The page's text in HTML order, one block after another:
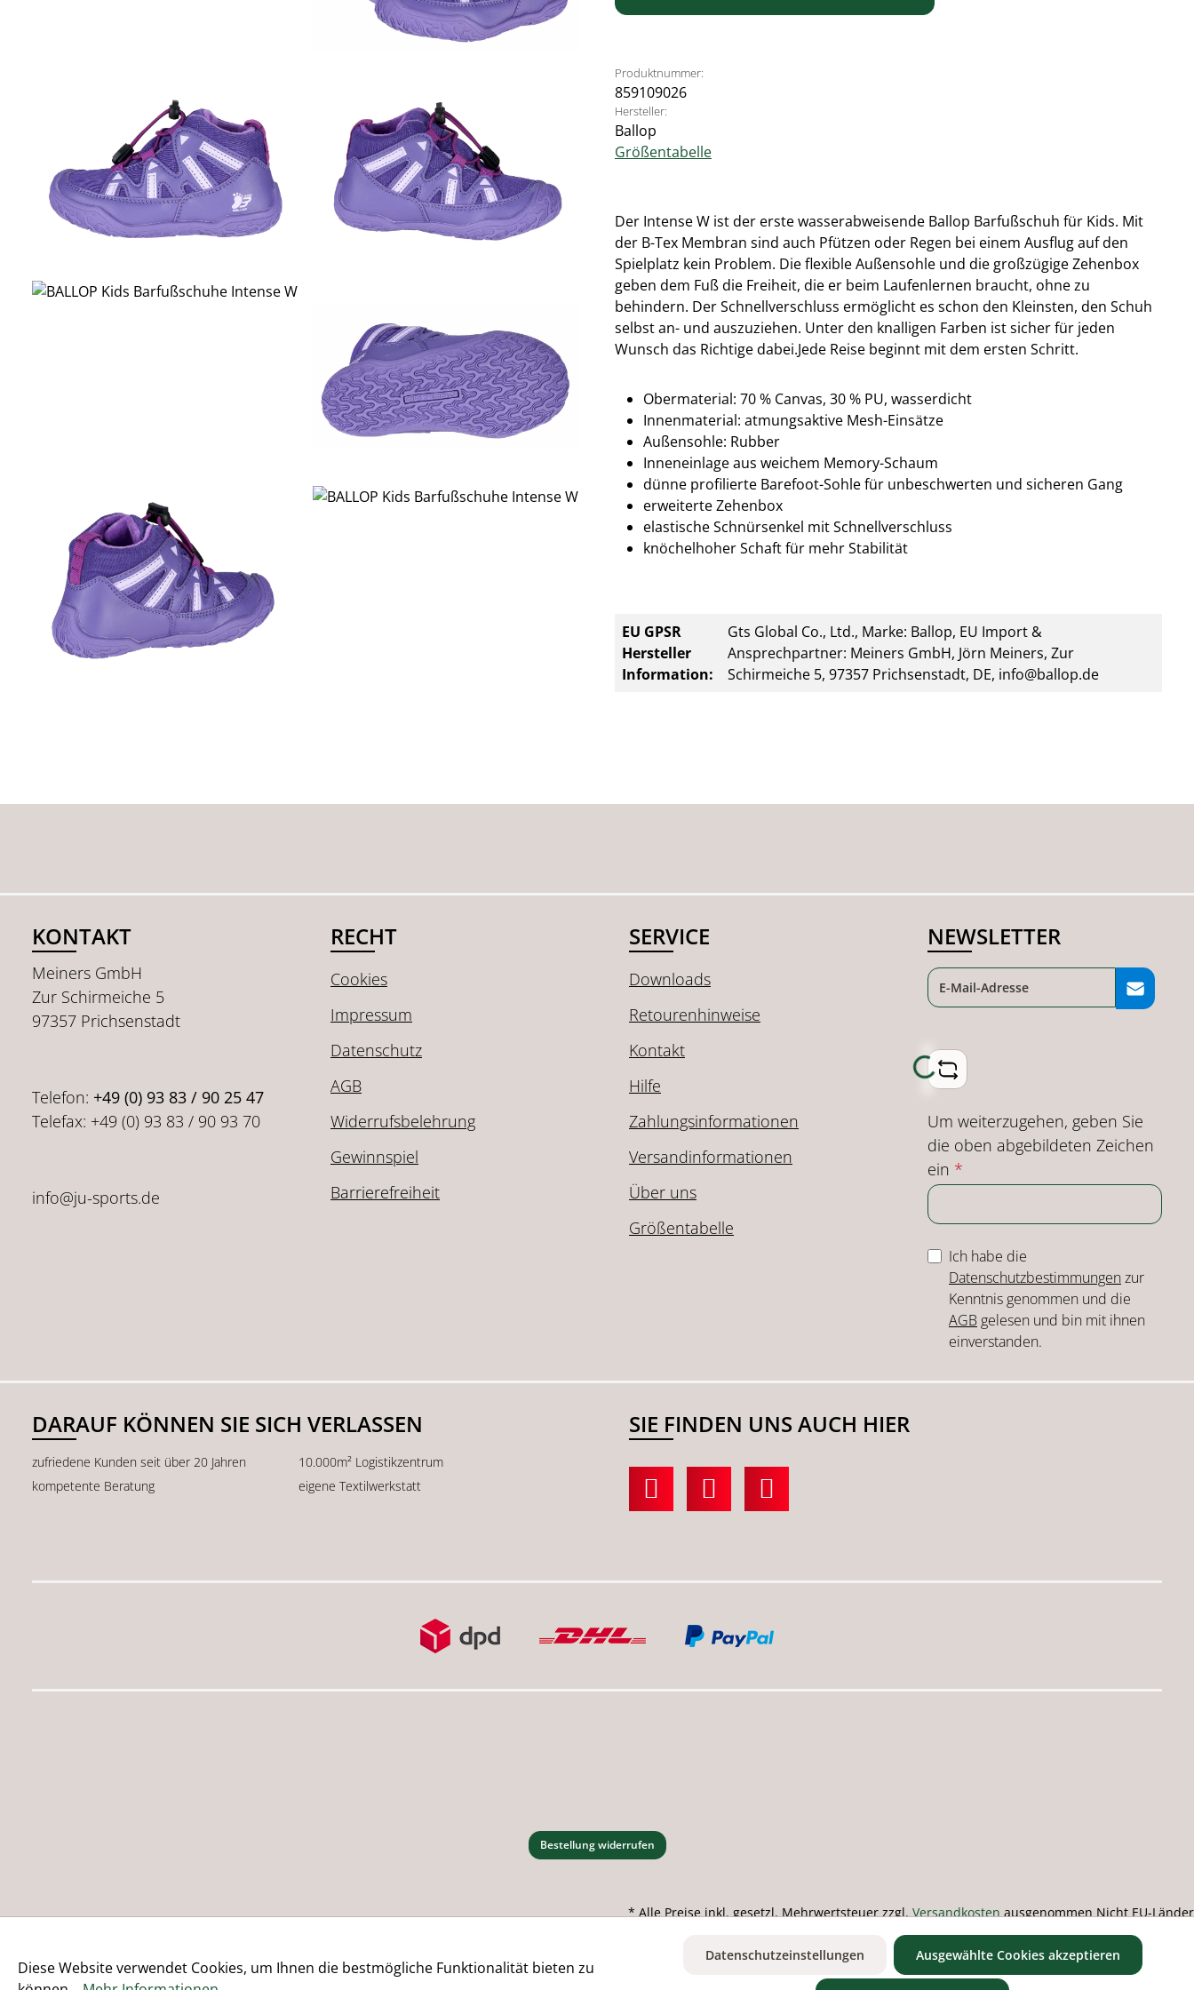
Produktnummer:
859109026
Hersteller:
Ballop
Größentabelle
Der Intense W ist der erste wasserabweisende Ballop Barfußschuh für Kids. Mit
der B-Tex Membran sind auch Pfützen oder Regen bei einem Ausflug auf den
Spielplatz kein Problem. Die flexible Außensohle und die großzügige Zehenbox
geben dem Fuß die Freiheit, die er beim Laufenlernen braucht, ohne zu
behindern. Der Schnellverschluss ermöglicht es schon den Kleinsten, den Schuh
selbst an- und auszuziehen. Unter den knalligen Farben ist sicher für jeden
Wunsch das Richtige dabei.Jede Reise beginnt mit dem ersten Schritt.
Obermaterial: 70 % Canvas, 30 % PU, wasserdicht
Innenmaterial: atmungsaktive Mesh-Einsätze
Außensohle: Rubber
Inneneinlage aus weichem Memory-Schaum
dünne profilierte Barefoot-Sohle für unbeschwerten und sicheren Gang
erweiterte Zehenbox
elastische Schnürsenkel mit Schnellverschluss
knöchelhoher Schaft für mehr Stabilität
EU GPSR
Hersteller
Information:
Gts Global Co., Ltd., Marke: Ballop, EU Import &
Ansprechpartner: Meiners GmbH, Jörn Meiners, Zur
Schirmeiche 5, 97357 Prichsenstadt, DE, info@ballop.de
KONTAKT
Meiners GmbH
Zur Schirmeiche 5
97357 Prichsenstadt
Telefon: +49 (0) 93 83 / 90 25 47
Telefax: +49 (0) 93 83 / 90 93 70
info@ju-sports.de
RECHT
Cookies
Impressum
Datenschutz
AGB
Widerrufsbelehrung
Gewinnspiel
Barrierefreiheit
SERVICE
Downloads
Retourenhinweise
Kontakt
Hilfe
Zahlungsinformationen
Versandinformationen
Über uns
Größentabelle
NEWSLETTER
Loading...
Um weiterzugehen, geben Sie
die oben abgebildeten Zeichen
ein *
Ich habe die
Datenschutzbestimmungenzur
Kenntnis genommen und die
AGB gelesen und bin mit ihnen
einverstanden.
DARAUF KÖNNEN SIE SICH VERLASSEN
zufriedene Kunden seit über 20 Jahren
10.000m² Logistikzentrum
kompetente Beratung
eigene Textilwerkstatt
SIE FINDEN UNS AUCH HIER
Bestellung widerrufen
* Alle Preise inkl. gesetzl. Mehrwertsteuer zzgl. Versandkosten ausgenommen Nicht EU-Länder
Diese Website verwendet Cookies, um Ihnen die bestmögliche Funktionalität bieten zu
Datenschutzeinstellungen Ausgewählte Cookies akzeptieren